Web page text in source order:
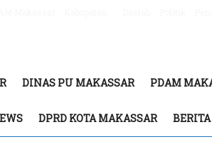
DINAS PU MAKASSAR PDAM
DPRD KOTA MAKASSAR